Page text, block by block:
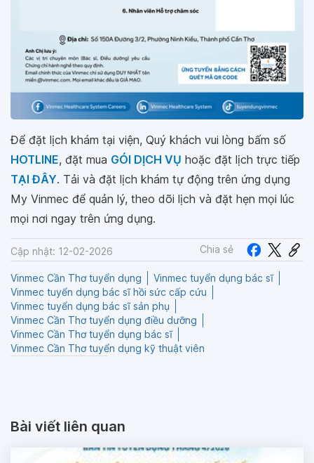
Để đặt lịch khám tại viện, Quý khách vui lòng bấm số
HOTLINE, đặt mua GÓI DỊCH VỤ hoặc đặt lịch trực tiếp
TẠI ĐÂY. Tải và đặt lịch khám tự động trên ứng dụng
My Vinmec để quản lý, theo dõi lịch và đặt hẹn mọi lúc
mọi nơi ngay trên ứng dụng.
Cập nhật: 12-02-2026 Chia sẻ
Vinmec Cần Thơ tuyển dụng
Vinmec tuyển dụng bác sĩ
Vinmec tuyển dụng bác sĩ hồi sức cấp cứu
Vinmec tuyển dụng bác sĩ sản phụ
Vinmec Cần Thơ tuyển dụng điều dưỡng
Vinmec Cần Thơ tuyển dụng bác sĩ
Vinmec Cần Thơ tuyển dụng kỹ thuật viên
Bài viết liên quan